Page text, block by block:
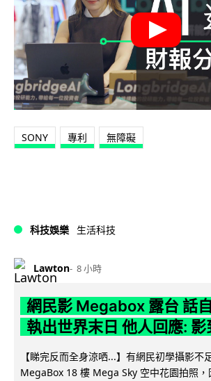
SONY 專利 無障礙
科技娛樂 生活科技
Lawton 8 小時
網民影 Megabox 露台 話
執出世界末日 他人回應:
【睇完反而全身涼哂...】有網民初學攝影不
MegaBox 18 樓 Mega Sky 空中花園拍照，